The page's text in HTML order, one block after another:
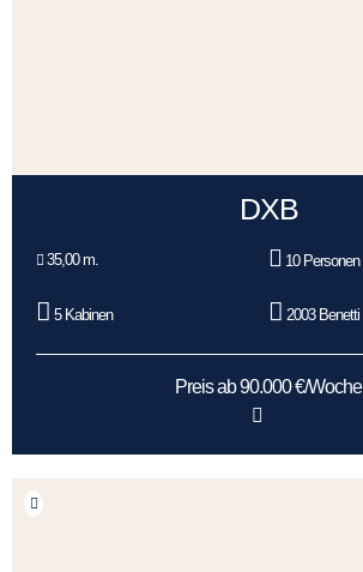
DXB
35,00 m. 10 Personen
5 Kabinen 2003 Benetti
Preis ab 90.000 €/Woche